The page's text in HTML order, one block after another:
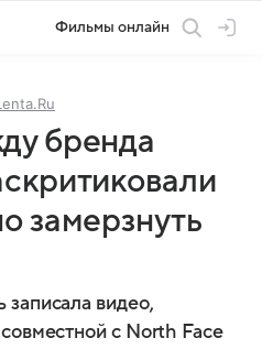
Фильмы онлайн
бренда
замерзнуть
записала видео,
с North Face